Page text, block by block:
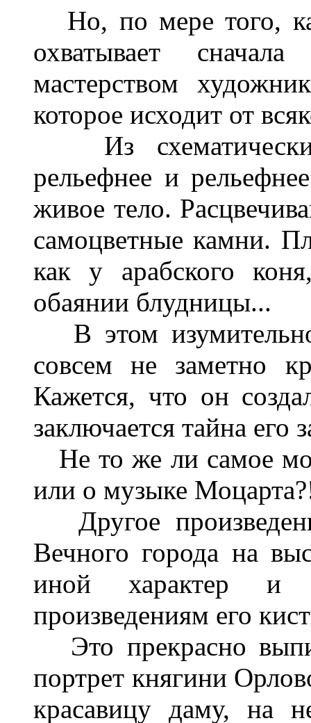
Но, по мере того,
охватывает
мастерством
которое исходит от
Из схематически
рельефнее и
живое тело.
самоцветные камни.
как у арабского
обаянии блудницы...
В этом
совсем не заметно
Кажется, что он
заключается тайна его
Не то же ли самое
или о музыке
Другое
Вечного города на
иной характер и
произведениям его
Это прекрасно
портрет княгини
красавицу даму, на